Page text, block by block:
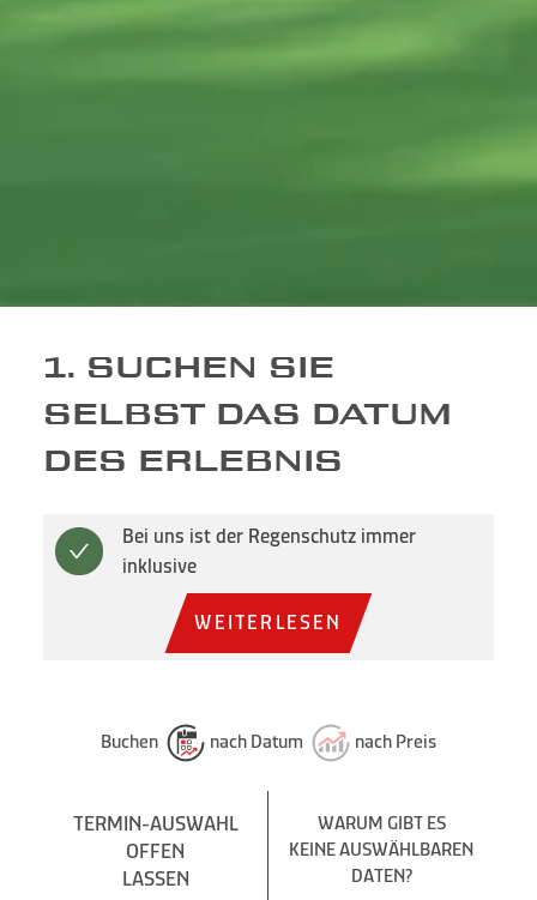
1. SUCHEN SIE
SELBST DAS DATUM
DES ERLEBNIS
Bei uns ist der Regenschutz immer
inklusive
WEITERLESEN
Buchen nach Datum nach Preis
TERMIN-AUSWAHL
OFFEN
LASSEN
WARUM GIBT ES
KEINE AUSWÄHLBAREN
DATEN?